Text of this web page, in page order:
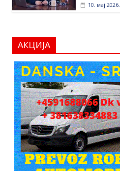
10. мај 2026.
АКЦИЈА